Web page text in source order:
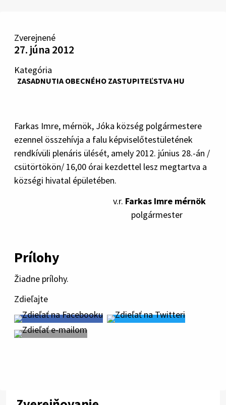
Zverejnené
27. júna 2012
Kategória
ZASADNUTIA OBECNÉHO ZASTUPITEĽSTVA HU
Farkas Imre, mérnök, Jóka község polgármestere
ezennel összehívja a falu képviselőtestületének
rendkívüli plenáris ülését, amely 2012. június 28.-án /
csütörtökön/ 16,00 órai kezdettel lesz megtartva a
községi hivatal épületében.
v.r. Farkas Imre mérnök
polgármester
Prílohy
Žiadne prílohy.
Zdieľajte